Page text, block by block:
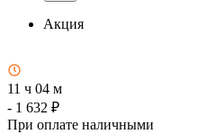
Акция
11 ч 04 м
- 1 632 ₽
При оплате наличными